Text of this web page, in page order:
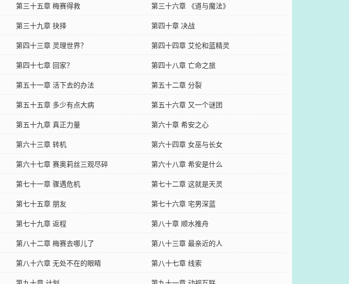
第三十五章 梅赛得救
第三十六章 《道与魔法》
第三十九章 抉择
第四十章 决战
第四十三章 灵理世界？
第四十四章 艾伦和蓝精灵
第四十七章 回家？
第四十八章 亡命之旅
第五十一章 活下去的办法
第五十二章 分裂
第五十五章 多少有点大病
第五十六章 又一个谜团
第五十九章 真正力量
第六十章 希安之心
第六十三章 转机
第六十四章 女巫与长女
第六十七章 赛奥莉丝三观尽碎
第六十八章 希安是什么
第七十一章 骤遇危机
第七十二章 这就是天灵
第七十五章 朋友
第七十六章 宅男深蓝
第七十九章 返程
第八十章 顺水推舟
第八十二章 梅赛去哪儿了
第八十三章 最亲近的人
第八十六章 无处不在的眼睛
第八十七章 线索